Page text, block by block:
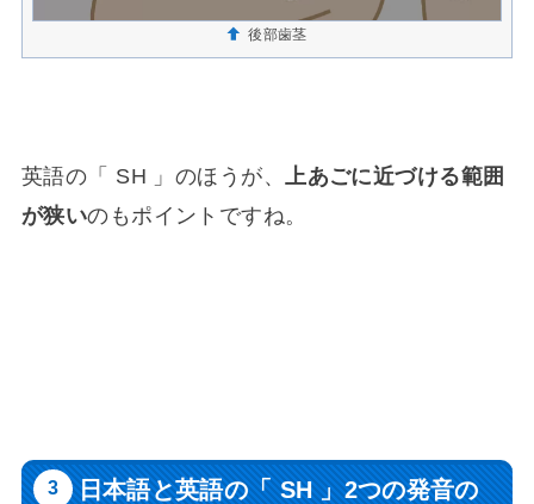
後部歯茎
英語の「 SH 」のほうが、
上あごに近づける範囲
が狭いのもポイントですね。
日本語と英語の「 SH 」2つの発音の